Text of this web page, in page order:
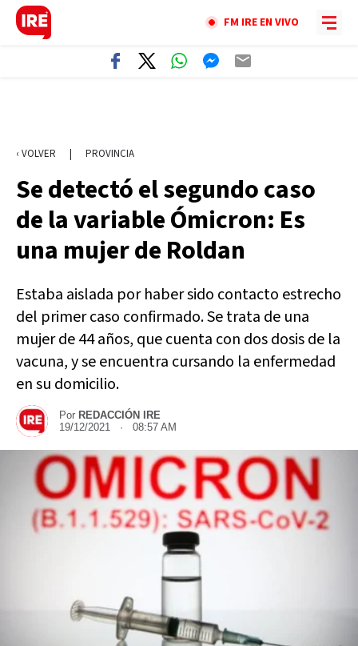
FM IRE EN VIVO
‹ VOLVER | PROVINCIA
Se detectó el segundo caso
de la variable Ómicron: Es
una mujer de Roldan
Estaba aislada por haber sido contacto estrecho
del primer caso confirmado. Se trata de una
mujer de 44 años, que cuenta con dos dosis de la
vacuna, y se encuentra cursando la enfermedad
en su domicilio.
Por REDACCIÓN IRE
19/12/2021 · 08:57 AM